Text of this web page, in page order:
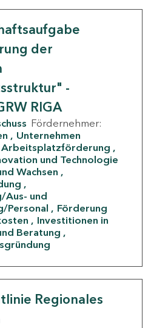
der
-
RIGA
Fördernehmer:
Unternehmen
Arbeitsplatzförderung
und Technologie
Wachsen
Aus- und
Personal
Förderung
Investitionen in
Beratung
Regionales